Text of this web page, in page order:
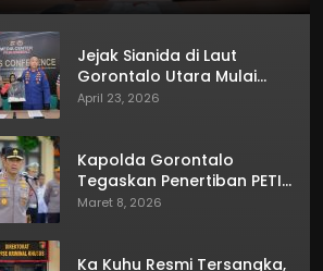
Jejak Sianida di Laut
Gorontalo Utara Mulai
Terkuak
April 23, 2026
Kapolda Gorontalo
Tegaskan Penertiban PETI
Terus Berjalan
Maret 8, 2026
Ka Kuhu Resmi Tersangka,